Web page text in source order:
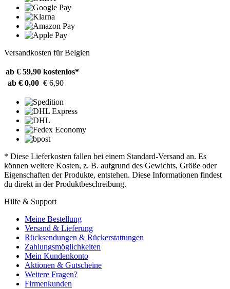
Versandkosten für Belgien
ab € 59,90 kostenlos*
ab € 0,00 € 6,90
* Diese Lieferkosten fallen bei einem Standard-Versand an. Es
können weitere Kosten, z. B. aufgrund des Gewichts, Größe oder
Eigenschaften der Produkte, entstehen. Diese Informationen findest
du direkt in der Produktbeschreibung.
Hilfe & Support
Meine Bestellung
Versand & Lieferung
Rücksendungen & Rückerstattungen
Zahlungsmöglichkeiten
Mein Kundenkonto
Aktionen & Gutscheine
Weitere Fragen?
Firmenkunden